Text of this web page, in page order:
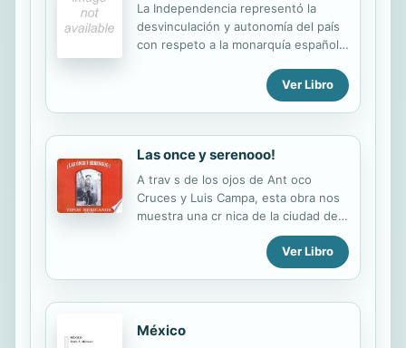
La Independencia representó la
desvinculación y autonomía del país
con respeto a la monarquía española
entonces sería México.
Ver Libro
Las once y serenooo!
A trav s de los ojos de Ant oco
Cruces y Luis Campa, esta obra nos
muestra una cr nica de la ciudad de
M xico en el siglo XIX. Caminaremos
por sus calles, conoceremos
costumbres, veremos personajes y
vendedores que daban vida a la
cotidianidad de la ciudad.
Ver Libro
México